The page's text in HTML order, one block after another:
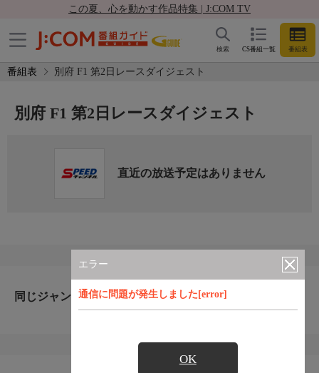
この夏、心を動かす作品特集 | J:COM TV
CS番組一覧 番組表
検索
番組表 別府 F1 第2日レースダイジェスト
エラー
通信に問題が発生しました[error]
OK
別府 F1 第2日レースダイジェスト
直近の放送予定はありません
同じジャンルのおすすめ番組